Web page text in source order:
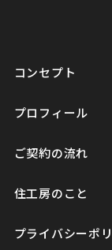
Ｓ邸 新築
コンセプト
プロフィール
ご契約の流れ
住工房のこと
プライバシーポ